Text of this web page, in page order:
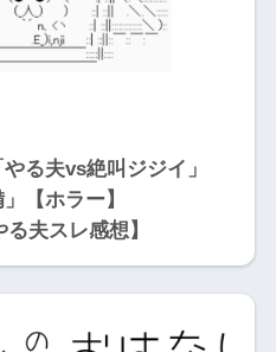
る夫vs絶叫ジジイ」
【ホラー】
夫スレ感想】